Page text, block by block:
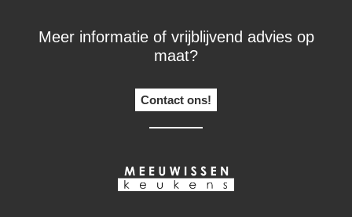
Meer informatie of vrijblijvend advies op
maat?
Contact ons!